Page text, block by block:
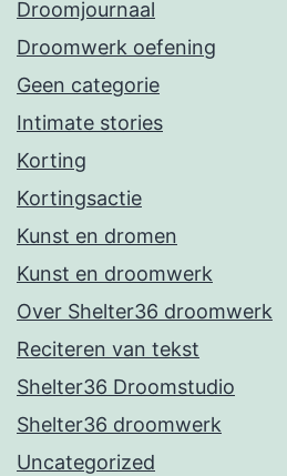
Droomjournaal
Droomwerk oefening
Geen categorie
Intimate stories
Korting
Kortingsactie
Kunst en dromen
Kunst en droomwerk
Over Shelter36 droomwerk
Reciteren van tekst
Shelter36 Droomstudio
Shelter36 droomwerk
Uncategorized